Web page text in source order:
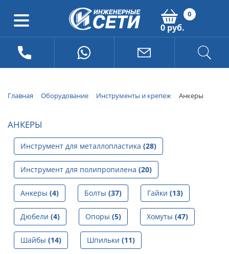
0
0 руб.
Главная Оборудование Инструменты и крепеж Анкеры
АНКЕРЫ
Инструмент для металлопластика (28)
Инструмент для полипропилена (20)
Анкеры (4) Болты (37) Гайки (13)
Дюбели (4) Опоры (5) Хомуты (47)
Шайбы (14) Шпильки (11)